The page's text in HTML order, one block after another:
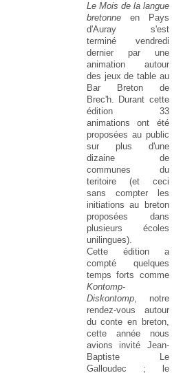
Le Mois de la langue
bretonneen Pays
d'Auray s'est
terminé vendredi
dernier par une
animation autour
des jeux de table au
Bar Breton de
Brec'h. Durant cette
édition 33
animations ont été
proposées au public
sur plus d'une
dizaine de
communes du
teritoire (et ceci
sans compter les
initiations au breton
proposées dans
plusieurs écoles
unilingues).
Cette édition a
compté quelques
temps forts comme
Kontomp-
Diskontomp, notre
rendez-vous autour
du conte en breton,
cette année nous
avions invité Jean-
Baptiste Le
Galloudec ; le